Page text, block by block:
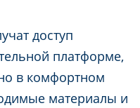
доступ
платформе,
в комфортном
материалы и